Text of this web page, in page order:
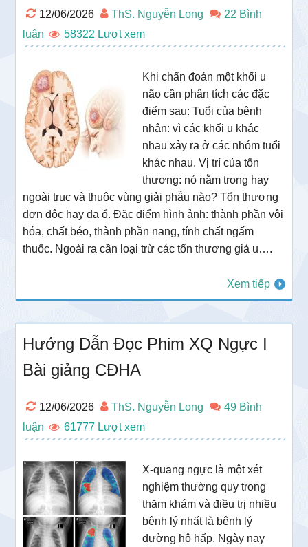
12/06/2026 ThS. Nguyễn Long
22 Bình
luận
58322
Khi chẩn đoán một khối u
não cần phân tích các đặc
điểm sau: Tuổi của bệnh
nhân: vì các khối u khác
nhau xảy ra ở các nhóm tuổi
khác nhau. Vị trí của tổn
thương: nó nằm trong hay
ngoài trục và thuộc vùng giải phẫu nào? Tổn thương
đơn độc hay đa ổ. Đặc điểm hình ảnh: thành phần vôi
hóa, chất béo, thành phần nang, tính chất ngấm
thuốc. Ngoài ra cần loại trừ các tổn thương giả u….
Xem tiếp
Hướng Dẫn Đọc Phim XQ Ngực I
Bài giảng CĐHA
12/06/2026 ThS. Nguyễn Long
49 Bình
luận
61777
X-quang ngực là một xét
nghiệm thường quy trong
thăm khám và điều trị nhiều
bệnh lý nhất là bệnh lý
đường hô hấp. Ngày nay